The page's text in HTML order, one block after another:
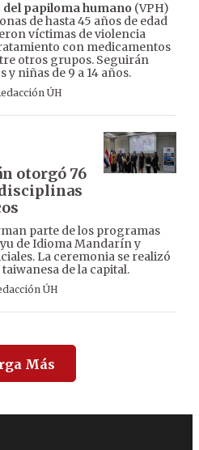
del papiloma humano (VPH)
de hasta 45 años de edad
víctimas de violencia
con medicamentos
otros grupos. Seguirán
niñas de 9 a 14 años.
ÚH
otorgó 76
parte de los programas
de Idioma Mandarín y
La ceremonia se realizó
de la capital.
ÚH
Más